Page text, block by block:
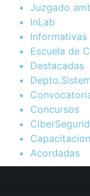
Juzgado
InLab
Informativas
Escuela de
Destacadas
Concursos
Acordadas